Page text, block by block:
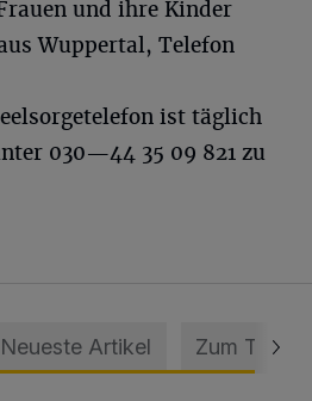
und ihre Kinder
Wuppertal, Telefon
ist täglich
030—44 35 09 821 zu
Neueste Artikel Zum Thema